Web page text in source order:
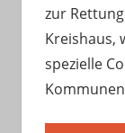
zur
Kreishaus,
spezielle